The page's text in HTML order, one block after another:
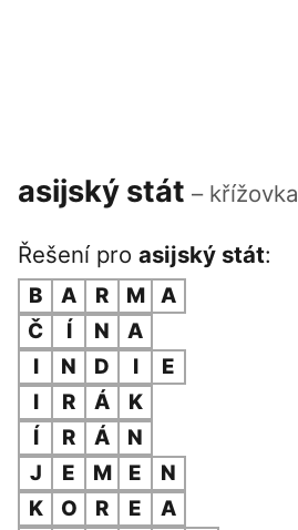
asijský stát – křížovka
Řešení pro asijský stát:
B A R M
A
Č
Í N
A
I
N D I
E
I
R Á
K
Í
R Á
N
J
E M E
N
K
O R E
A